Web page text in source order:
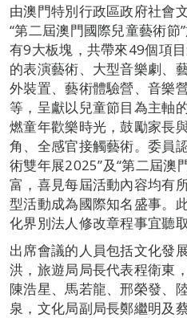
由澳門特別行政區政府社會
“第二屆澳門國際兒童藝術
有9大板塊，共帶來49個項
的表演藝術、大型音樂劇、
外裝置、藝術體驗營、音樂
等，呈獻以兒童節目為主軸
燃童年歡樂時光，鼓勵家長
角、全感官接觸藝術。委員
術雙年展2025”及“第二屆澳
富，喜見每屆活動內容均有
型活動成為國際知名盛事。
化界別法人修改章程事宜聽
出席會議的人員包括文化發
洪，旅遊局局長代表程衛東
陳浩星、馬若龍、邢榮發、
泉，文化局副局長鄭繼明及